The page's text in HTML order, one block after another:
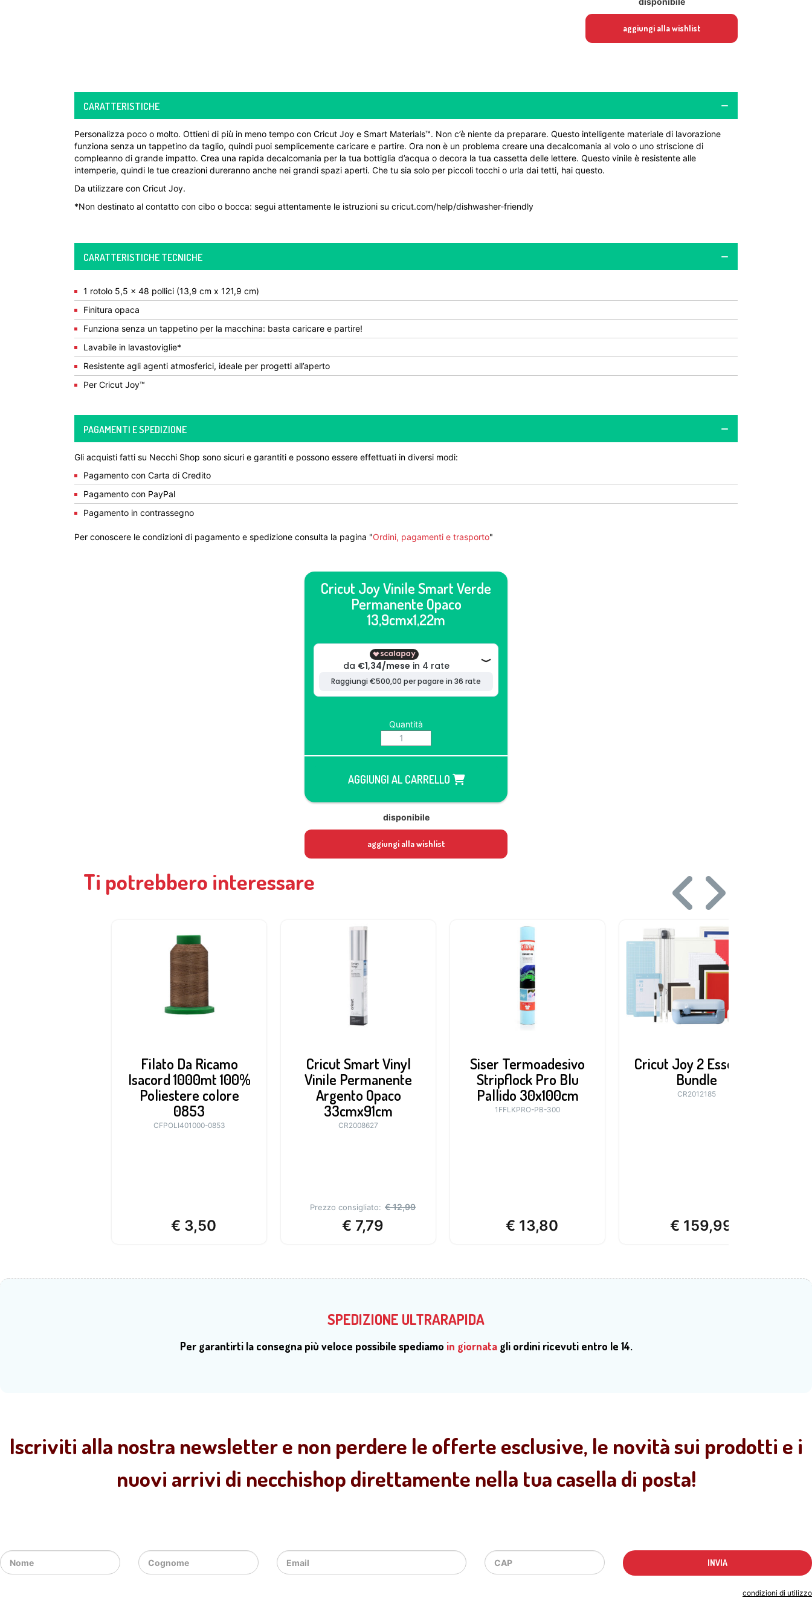
aggiungi alla wishlist
CARATTERISTICHE
Personalizza poco o molto. Ottieni di più in meno tempo con Cricut Joy e Smart Materials™. Non c’è niente da preparare. Questo intelligente materiale di lavorazione
funziona senza un tappetino da taglio, quindi puoi semplicemente caricare e partire. Ora non è un problema creare una decalcomania al volo o uno striscione di
compleanno di grande impatto. Crea una rapida decalcomania per la tua bottiglia d’acqua o decora la tua cassetta delle lettere. Questo vinile è resistente alle
intemperie, quindi le tue creazioni dureranno anche nei grandi spazi aperti. Che tu sia solo per piccoli tocchi o urla dai tetti, hai questo.
Da utilizzare con Cricut Joy.
*Non destinato al contatto con cibo o bocca: segui attentamente le istruzioni su cricut.com/help/dishwasher-friendly
CARATTERISTICHE TECNICHE
1 rotolo 5,5 x 48 pollici (13,9 cm x 121,9 cm)
Finitura opaca
Funziona senza un tappetino per la macchina: basta caricare e partire!
Lavabile in lavastoviglie*
Resistente agli agenti atmosferici, ideale per progetti all’aperto
Per Cricut Joy™
PAGAMENTI E SPEDIZIONE
Gli acquisti fatti su Necchi Shop sono sicuri e garantiti e possono essere effettuati in diversi modi:
Pagamento con Carta di Credito
Pagamento con PayPal
Pagamento in contrassegno
Per conoscere le condizioni di pagamento e spedizione consulta la pagina "Ordini, pagamenti e trasporto"
Cricut Joy Vinile Smart Verde
Permanente Opaco
13,9cmx1,22m
Quantità
AGGIUNGI AL CARRELLO
disponibile
aggiungi alla wishlist
Ti potrebbero interessare
Filato Da Ricamo
Isacord 1000mt 100%
Poliestere colore
0853
CFPOLI401000-0853
€ 3,50
Cricut Smart Vinyl
Vinile Permanente
Argento Opaco
33cmx91cm
CR2008627
Prezzo consigliato: €12,99
€ 7,79
Siser Termoadesivo
Stripflock Pro Blu
Pallido 30x100cm
1FFLKPRO-PB-300
€ 13,80
Cricut Joy 2 Essential
Bundle
CR2012185
€ 159,99
SPEDIZIONE ULTRARAPIDA
Per garantirti la consegna più veloce possibile spediamo in giornatagli ordini ricevuti entro le 14.
Iscriviti alla nostra newsletter e non perdere le offerte esclusive, le novità sui prodotti e i
nuovi arrivi di necchishop direttamente nella tua casella di posta!
condizioni di utilizzo